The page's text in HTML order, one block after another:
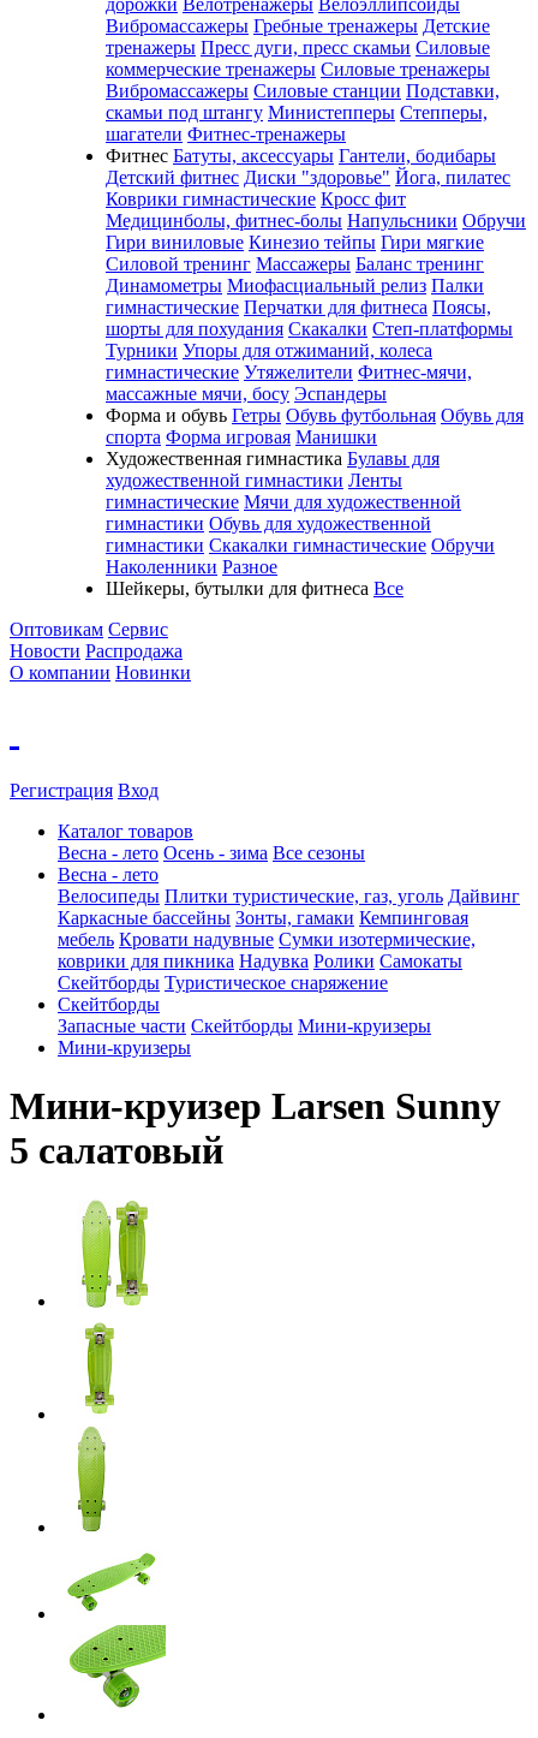
дорожки Велотренажеры Велоэллипсоиды
Вибромассажеры Гребные тренажеры Детские
тренажеры Пресс дуги, пресс скамьи Силовые
коммерческие тренажеры Силовые тренажеры
Вибромассажеры Силовые станции Подставки,
скамьи под штангу Министепперы Степперы,
шагатели Фитнес-тренажеры
Фитнес Батуты, аксессуары Гантели, бодибары
Детский фитнес Диски "здоровье" Йога, пилатес
Коврики гимнастические Кросс фит
Медицинболы, фитнес-болы Напульсники Обручи
Гири виниловые Кинезио тейпы Гири мягкие
Силовой тренинг Массажеры Баланс тренинг
Динамометры Миофасциальный релиз Палки
гимнастические Перчатки для фитнеса Поясы,
шорты для похудания Скакалки Степ-платформы
Турники Упоры для отжиманий, колеса
гимнастические Утяжелители Фитнес-мячи,
массажные мячи, босу Эспандеры
Форма и обувь Гетры Обувь футбольная Обувь для
спорта Форма игровая Манишки
Художественная гимнастика Булавы для
художественной гимнастики Ленты
гимнастические Мячи для художественной
гимнастики Обувь для художественной
гимнастики Скакалки гимнастические Обручи
Наколенники Разное
Шейкеры, бутылки для фитнеса Все
Оптовикам Сервис
Новости Распродажа
О компании Новинки
Регистрация Вход
Каталог товаров
Весна - лето Осень - зима Все сезоны
Весна - лето
Велосипеды Плитки туристические, газ, уголь Дайвинг
Каркасные бассейны Зонты, гамаки Кемпинговая
мебель Кровати надувные Cумки изотермические,
коврики для пикника Надувка Ролики Самокаты
Скейтборды Туристическое снаряжение
Скейтборды
Запасные части Скейтборды Мини-круизеры
Мини-круизеры
Мини-круизер Larsen Sunny
5 салатовый